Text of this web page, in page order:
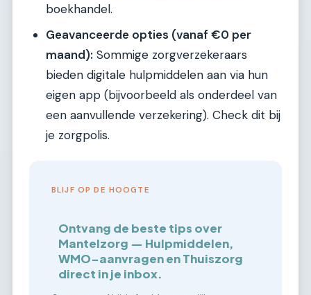
boekhandel.
Geavanceerde opties (vanaf €0 per
maand): Sommige zorgverzekeraars
bieden digitale hulpmiddelen aan via hun
eigen app (bijvoorbeeld als onderdeel van
een aanvullende verzekering). Check dit bij
je zorgpolis.
BLIJF OP DE HOOGTE
Ontvang de beste tips over
Mantelzorg — Hulpmiddelen,
WMO-aanvragen en Thuiszorg
direct in je inbox.